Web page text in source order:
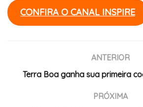
CONFIRA O CANAL INSPIRE
ANTERIOR
Terra Boa ganha sua primeira
PRÓXIMA